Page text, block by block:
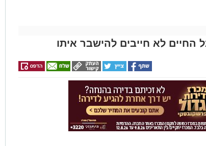
החיים לא חייבים להישבר איתו